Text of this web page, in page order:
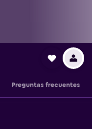
Preguntas frecuentes